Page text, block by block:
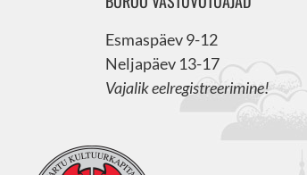
Esmaspäev 9-12
Neljapäev 13-17
Vajalik eelregistreerimine!